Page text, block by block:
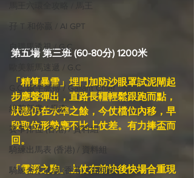
孖 T 和你贏 / AI GPT
自購馬透視 / G.C.
歐美新馬速遞 / G.C
G.C. 環宇脈搏 / Gallant Chief
綠茵新貴 / 馬森
賽事排位 (香港) / 資料組
騎練出馬表 (香港) / 資料組
騎練合作成績 (香港) / 資料組
第五場 第三班 (60-80分) 1200米
「精算暴雪」埋門加防沙眼罩試泥閘起
步應聲彈出，直路長韁輕鬆跟跑而點，
狀態仍在水準之餘，今仗檔位內移，早
段取位形勢應不比上仗差。有力捧盃而
回。
「電源之駒」上仗在前快後快場合重現